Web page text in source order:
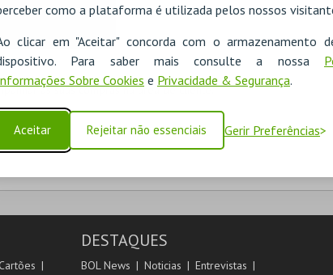
como a plataforma é utilizada pelos nossos
clicar em "Aceitar" concorda com o armazenamento
Para saber mais consulte a nossa
Sobre Cookies e Privacidade & Segurança.
Aceitar Rejeitar não essenciais Gerir Preferências
as suas compras na área de cliente.
Cartões
DESTAQUES
BOL News Noticias
Entrevistas